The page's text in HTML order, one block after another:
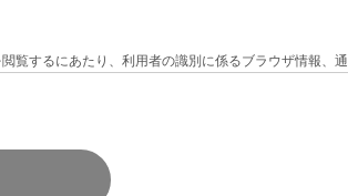
覧するにあたり、利用者の識別に係るブラウザ情報、通
は利用者の端末に関連して生成または蓄積された情報